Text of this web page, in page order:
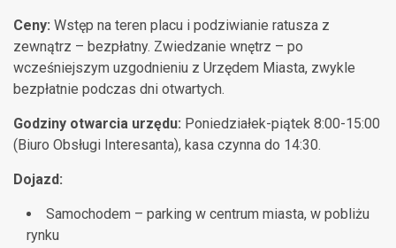
Ceny: Wstęp na teren placu i podziwianie ratusza z
zewnątrz – bezpłatny. Zwiedzanie wnętrz – po
wcześniejszym uzgodnieniu z Urzędem Miasta, zwykle
bezpłatnie podczas dni otwartych.
Godziny otwarcia urzędu: Poniedziałek-piątek 8:00-15:00
(Biuro Obsługi Interesanta), kasa czynna do 14:30.
Dojazd:
Samochodem – parking w centrum miasta, w pobliżu
rynku